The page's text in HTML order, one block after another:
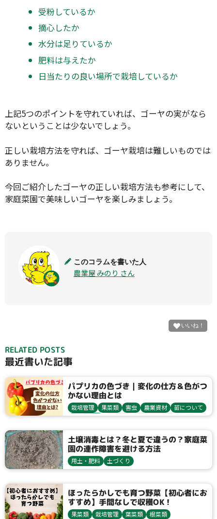
受粉しているか
摘心したか
水分は足りているか
肥料は与えたか
日当たりの良い場所で栽培しているか
上記5つのポイントを守れていれば、ゴーヤの実がなら
ないということは少ないでしょう。
正しい栽培方法を守れば、ゴーヤ栽培は難しいものでは
ありません。
今回ご紹介したゴーヤの正しい栽培方法も参考にして、
家庭菜園で美味しいゴーヤを楽しみましょう。
このコラムを書いた人
農業屋 みのり さん
RELATED POSTS
最近書いた記事
パプリカの色づき｜変化の仕方＆色がつ
かない理由とは
栽培管理 果菜類 害虫 農業資材
苗について
収穫・貯蔵
栽培方法
アブラムシ類
土壌消毒とは？冬と夏で違うの？家庭菜
園の連作障害を避ける方法
用土・肥料 土づくり
ほったらかしでも育つ野菜【初心者にお
すすめ】手間なしで収穫OK！
果菜類 栽培管理 葉菜類
根菜類